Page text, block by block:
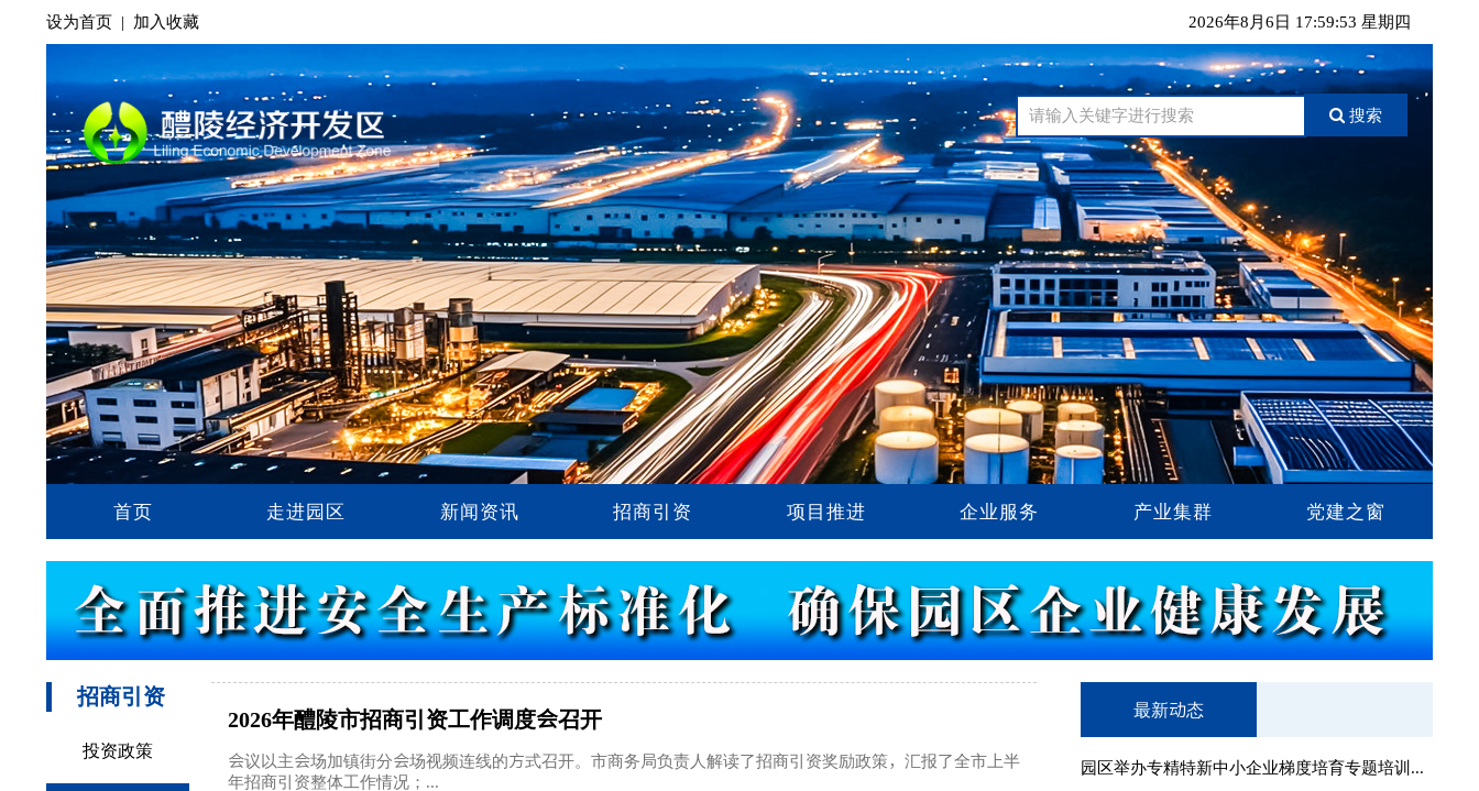
设为首页 | 加入收藏 2026年8月6日 17:59:53 星期四
搜索
首页 走进园区 新闻资讯 招商引资 项目推进 企业服务 产业集群 党建之窗
招商引资
投资政策
2026年醴陵市招商引资工作调度会召开
会议以主会场加镇街分会场视频连线的方式召开。市商务局负责人解读了招商引资奖励政策，汇报了全市上半
年招商引资整体工作情况；...
最新动态
园区举办专精特新中小企业梯度培育专题培训...